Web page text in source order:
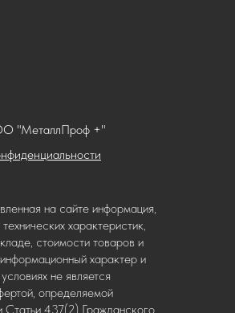
"МеталлПроф +"
на сайте информация,
характеристик,
стоимости товаров и
характер и
не является
определяемой
Статьи 437(2) Гражданского